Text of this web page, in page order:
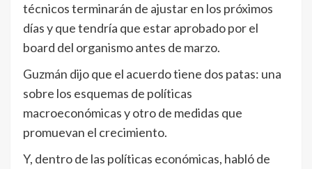
técnicos terminarán de ajustar en los próximos
días y que tendría que estar aprobado por el
board del organismo antes de marzo.
Guzmán dijo que el acuerdo tiene dos patas: una
sobre los esquemas de políticas
macroeconómicas y otro de medidas que
promuevan el crecimiento.
Y, dentro de las políticas económicas, habló de